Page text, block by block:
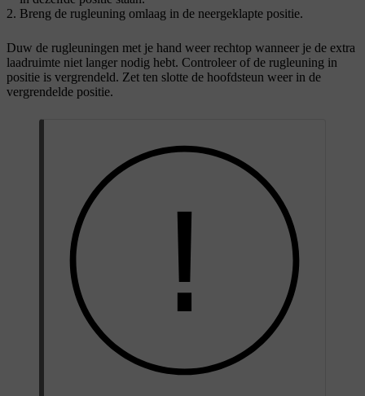
Breng de rugleuning omlaag in de neergeklapte positie.
Duw de rugleuningen met je hand weer rechtop wanneer je de extra
laadruimte niet langer nodig hebt. Controleer of de rugleuning in
positie is vergrendeld. Zet ten slotte de hoofdsteun weer in de
vergrendelde positie.